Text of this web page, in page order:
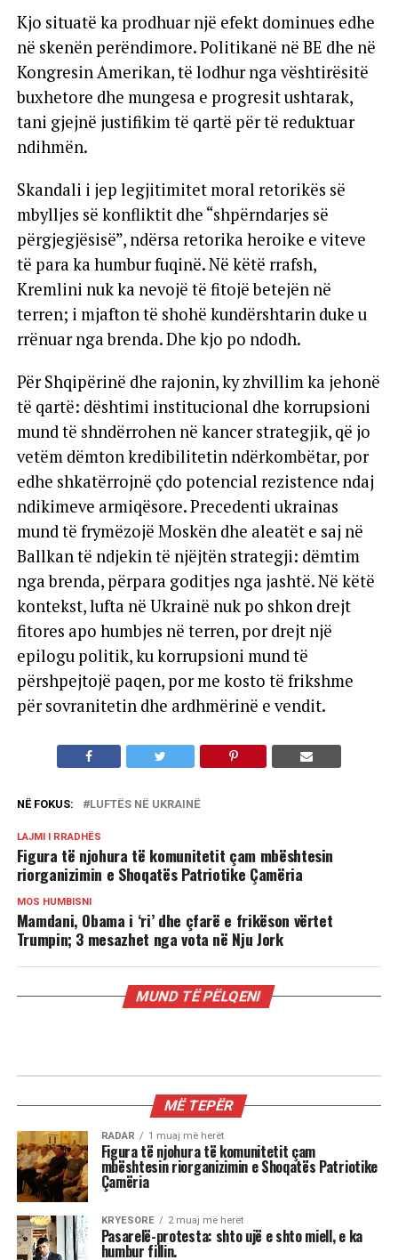
Kjo situatë ka prodhuar një efekt dominues edhe
në skenën perëndimore. Politikanë në BE dhe në
Kongresin Amerikan, të lodhur nga vështirësitë
buxhetore dhe mungesa e progresit ushtarak,
tani gjejnë justifikim të qartë për të reduktuar
ndihmën.
Skandali i jep legjitimitet moral retorikës së
mbylljes së konfliktit dhe “shpërndarjes së
përgjegjësisë”, ndërsa retorika heroike e viteve
të para ka humbur fuqinë. Në këtë rrafsh,
Kremlini nuk ka nevojë të fitojë betejën në
terren; i mjafton të shohë kundërshtarin duke u
rrënuar nga brenda. Dhe kjo po ndodh.
Për Shqipërinë dhe rajonin, ky zhvillim ka jehonë
të qartë: dështimi institucional dhe korrupsioni
mund të shndërrohen në kancer strategjik, që jo
vetëm dëmton kredibilitetin ndërkombëtar, por
edhe shkatërrojnë çdo potencial rezistence ndaj
ndikimeve armiqësore. Precedenti ukrainas
mund të frymëzojë Moskën dhe aleatët e saj në
Ballkan të ndjekin të njëjtën strategji: dëmtim
nga brenda, përpara goditjes nga jashtë. Në këtë
kontekst, lufta në Ukrainë nuk po shkon drejt
fitores apo humbjes në terren, por drejt një
epilogu politik, ku korrupsioni mund të
përshpejtojë paqen, por me kosto të frikshme
për sovranitetin dhe ardhmërinë e vendit.
NË FOKUS: LUFTËS NË UKRAINË
LAJMI I RRADHËS
Figura të njohura të komunitetit çam mbështesin
riorganizimin e Shoqatës Patriotike Çamëria
MOS HUMBISNI
Mamdani, Obama i ‘ri’ dhe çfarë e frikëson vërtet
Trumpin; 3 mesazhet nga vota në Nju Jork
MUND TË PËLQENI
Mamdani, Obama i ‘ri’ dhe çfarë e
frikëson vërtet Trumpin; 3 mesazhet
nga vota në Nju Jork